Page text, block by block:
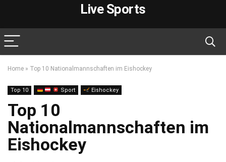
Live Sports
Home » Top 10 Nationalmannschaften im Eishockey
Top 10 Sport Eishockey
Top 10
Nationalmannschaften im
Eishockey